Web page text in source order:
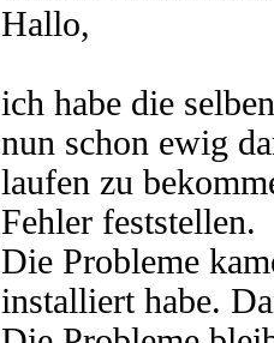
Hallo,
ich habe die
nun schon ewig
laufen zu
Fehler feststellen.
Die Probleme
installiert habe.